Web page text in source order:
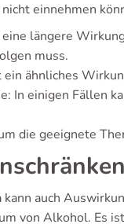
einnehmen
längere
muss.
ein ähnliches
In einigen Fällen
die geeignete
kann auch
von Alkohol. Es